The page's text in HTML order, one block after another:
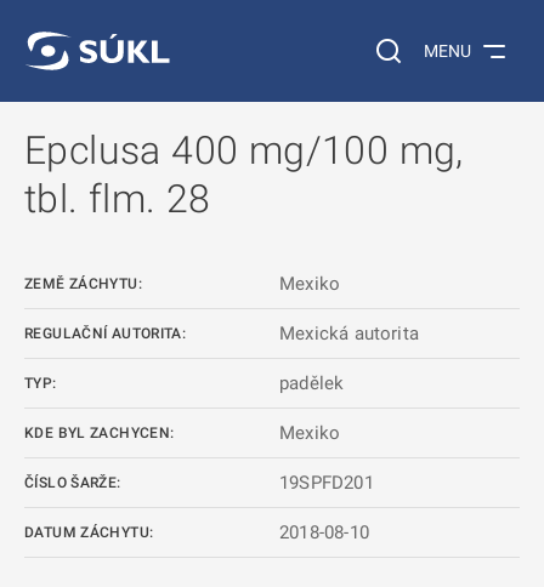
Vyhledávání na
MENU
Epclusa 400 mg/100 mg,
tbl. flm. 28
ZEMĚ ZÁCHYTU: Mexiko
REGULAČNÍ AUTORITA: Mexická autorita
TYP: padělek
KDE BYL ZACHYCEN: Mexiko
ČÍSLO ŠARŽE: 19SPFD201
DATUM ZÁCHYTU: 2018-08-10